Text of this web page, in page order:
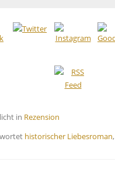
in Rezension
historischer Liebesroman,